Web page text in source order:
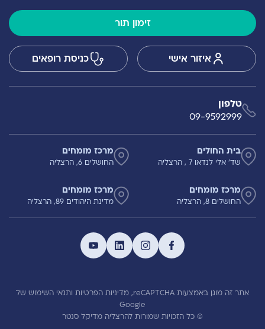
זימון תור
איזור אישי כניסת רופאים
טלפון
09-9592999
בית החולים
שד' אלי לנדאו 7 , הרצליה
מרכז מומחים
החושלים 6, הרצליה
מרכז מומחים
החושלים 8, הרצליה
מרכז מומחים
מדינת היהודים 89, הרצליה
אתר זה מוגן באמצעות reCAPTCHA, מדיניות הפרטיות ותנאי השימוש של
Google
© כל הזכויות שמורות להרצליה מדיקל סנטר